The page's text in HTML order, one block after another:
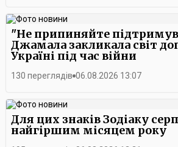
"Не припиняйте
Джамала закликала світ
Україні під час війни
130 переглядів 06.08.2026 13:07
Для цих знаків Зодіаку
найгіршим місяцем року